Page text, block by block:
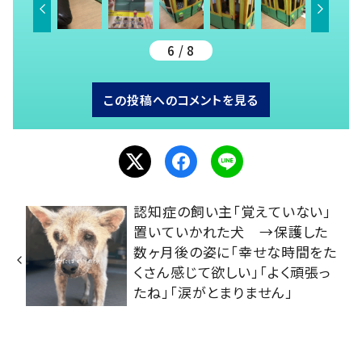
6 / 8
この投稿へのコメントを見る
認知症の飼い主「覚えていない」
置いていかれた犬 →保護した
数ヶ月後の姿に「幸せな時間をた
くさん感じて欲しい」「よく頑張っ
たね」「涙がとまりません」